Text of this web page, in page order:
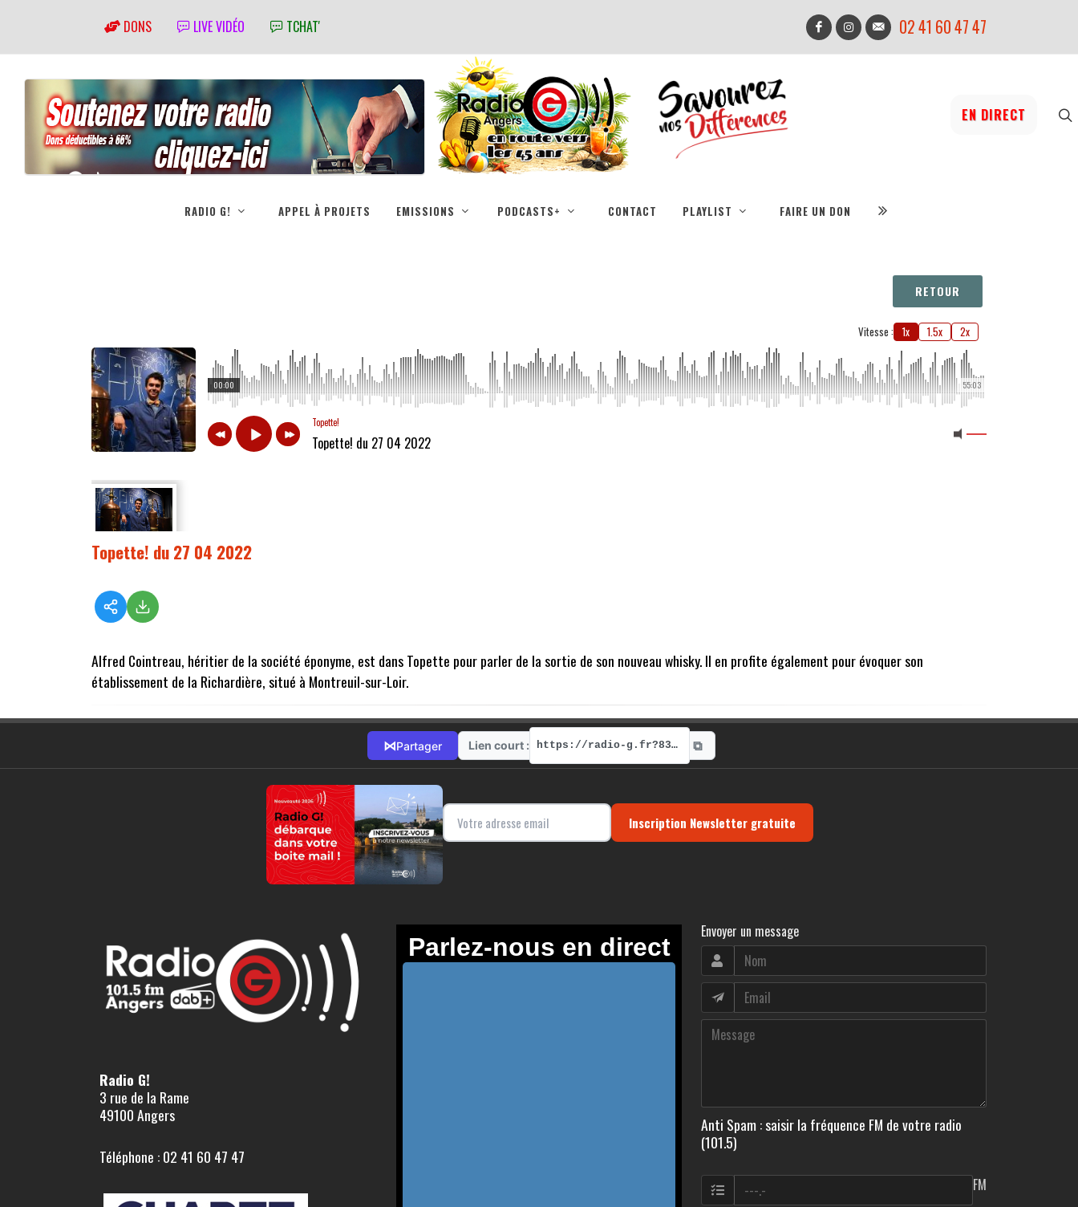
DONS LIVE VIDÉO TCHAT' 02 41 60 47 47
EN DIRECT
RADIO G! APPEL À PROJETS EMISSIONS PODCASTS+ CONTACT PLAYLIST FAIRE UN DON
RETOUR
Vitesse : 1x 1.5x 2x
55:03
00:00
Topette!
Topette! du 27 04 2022
Topette! du 27 04 2022
Alfred Cointreau, héritier de la société éponyme, est dans Topette pour parler de la sortie de son nouveau whisky. Il en profite également pour évoquer son
établissement de la Richardière, situé à Montreuil-sur-Loir.
⋈Partager Lien court : https://radio-g.fr?8381 ⧉
Inscription Newsletter gratuite
Radio G!
3 rue de la Rame
49100 Angers
Téléphone : 02 41 60 47 47
Envoyer un message
Anti Spam : saisir la fréquence FM de votre radio
(101.5)
FM